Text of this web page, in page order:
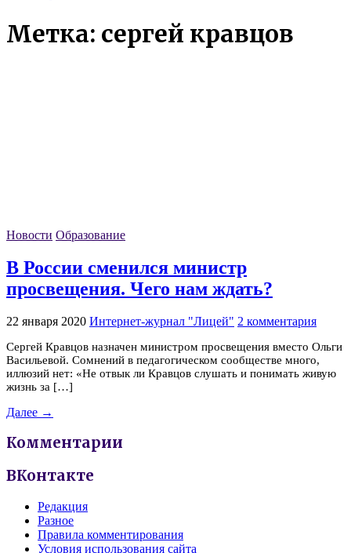
Метка: сергей кравцов
Новости Образование
В России сменился министр
просвещения. Чего нам ждать?
22 января 2020 Интернет-журнал "Лицей" 2 комментария
Сергей Кравцов назначен министром просвещения вместо Ольги
Васильевой. Сомнений в педагогическом сообществе много,
иллюзий нет: «Не отвык ли Кравцов слушать и понимать живую
жизнь за […]
Далее →
Комментарии
ВКонтакте
Редакция
Разное
Правила комментирования
Условия использования сайта